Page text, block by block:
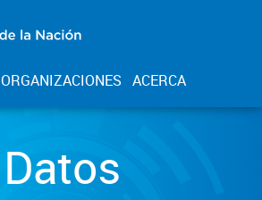
ORGANIZACIONES ACERCA
Datos